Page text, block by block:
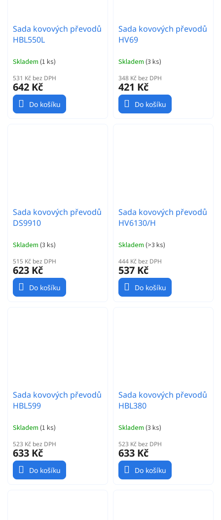
Sada kovových převodů
HBL550L
Skladem (1 ks)
531 Kč bez DPH
642 Kč
Do košíku
Sada kovových převodů
HV69
Skladem (3 ks)
348 Kč bez DPH
421 Kč
Do košíku
Sada kovových převodů
DS9910
Skladem (3 ks)
515 Kč bez DPH
623 Kč
Do košíku
Sada kovových převodů
HV6130/H
Skladem (>3 ks)
444 Kč bez DPH
537 Kč
Do košíku
Sada kovových převodů
HBL599
Skladem (1 ks)
523 Kč bez DPH
633 Kč
Do košíku
Sada kovových převodů
HBL380
Skladem (3 ks)
523 Kč bez DPH
633 Kč
Do košíku